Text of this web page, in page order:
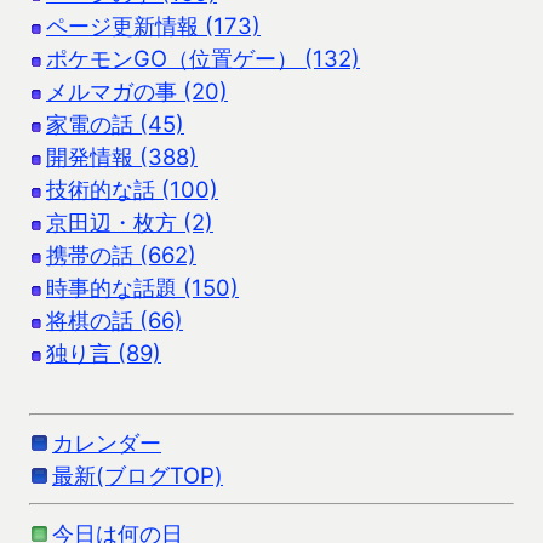
ページ更新情報 (173)
ポケモンGO（位置ゲー） (132)
メルマガの事 (20)
家電の話 (45)
開発情報 (388)
技術的な話 (100)
京田辺・枚方 (2)
携帯の話 (662)
時事的な話題 (150)
将棋の話 (66)
独り言 (89)
カレンダー
最新(ブログTOP)
今日は何の日